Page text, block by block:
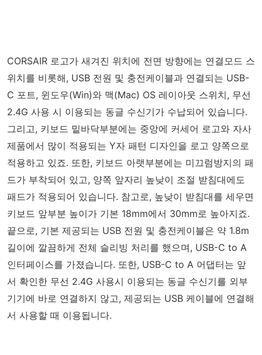
CORSAIR 로고가 새겨진 위치에 전면 방향에는 연결모드 스
위치를 비롯해, USB 전원 및 충전케이블과 연결되는 USB-
C 포트, 윈도우(Win)와 맥(Mac) OS 레이아웃 스위치, 무선
2.4G 사용 시 이용되는 동글 수신기가 수납되어 있습니다.
그리고, 키보드 밑바닥부분에는 중앙에 커세어 로고와 자사
제품에서 많이 적용되는 Y자 패턴 디자인을 로고 양쪽으로
적용하고 있죠. 또한, 키보드 아랫부분에는 미끄럼방지의 패
드가 부착되어 있고, 양쪽 앞자리 높낮이 조절 받침대에도
패드가 적용되어 있습니다. 참고로, 높낮이 받침대를 세우면
키보드 앞부분 높이가 기본 18mm에서 30mm로 높아지죠.
끝으로, 기본 제공되는 USB 전원 및 충전케이블은 약 1.8m
길이에 깔끔하게 전체 슬리빙 처리를 했으며, USB-C to A
인터페이스를 가졌습니다. 또한, USB-C to A 어댑터는 앞
서 확인한 무선 2.4G 사용시 이용되는 동글 수신기를 외부
기기에 바로 연결하지 않고, 제공되는 USB 케이블에 연결해
서 사용할 때 이용됩니다.